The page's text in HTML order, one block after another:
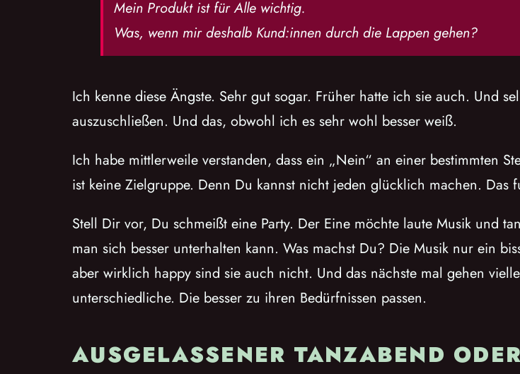
Mein Produkt ist für Alle wichtig.
Was, wenn mir deshalb Kund:innen durch die Lappen gehen?
Ich kenne diese Ängste. Sehr gut sogar. Früher hatte ich sie auch. Und
auszuschließen. Und das, obwohl ich es sehr wohl besser weiß.
Ich habe mittlerweile verstanden, dass ein „Nein“ an einer bestimmten
ist keine Zielgruppe. Denn Du kannst nicht jeden glücklich machen. Das
Stell Dir vor, Du schmeißt eine Party. Der Eine möchte laute Musik und
man sich besser unterhalten kann. Was machst Du? Die Musik nur ein
aber wirklich happy sind sie auch nicht. Und das nächste mal gehen
unterschiedliche. Die besser zu ihren Bedürfnissen passen.
AUSGELASSENER TANZABEND